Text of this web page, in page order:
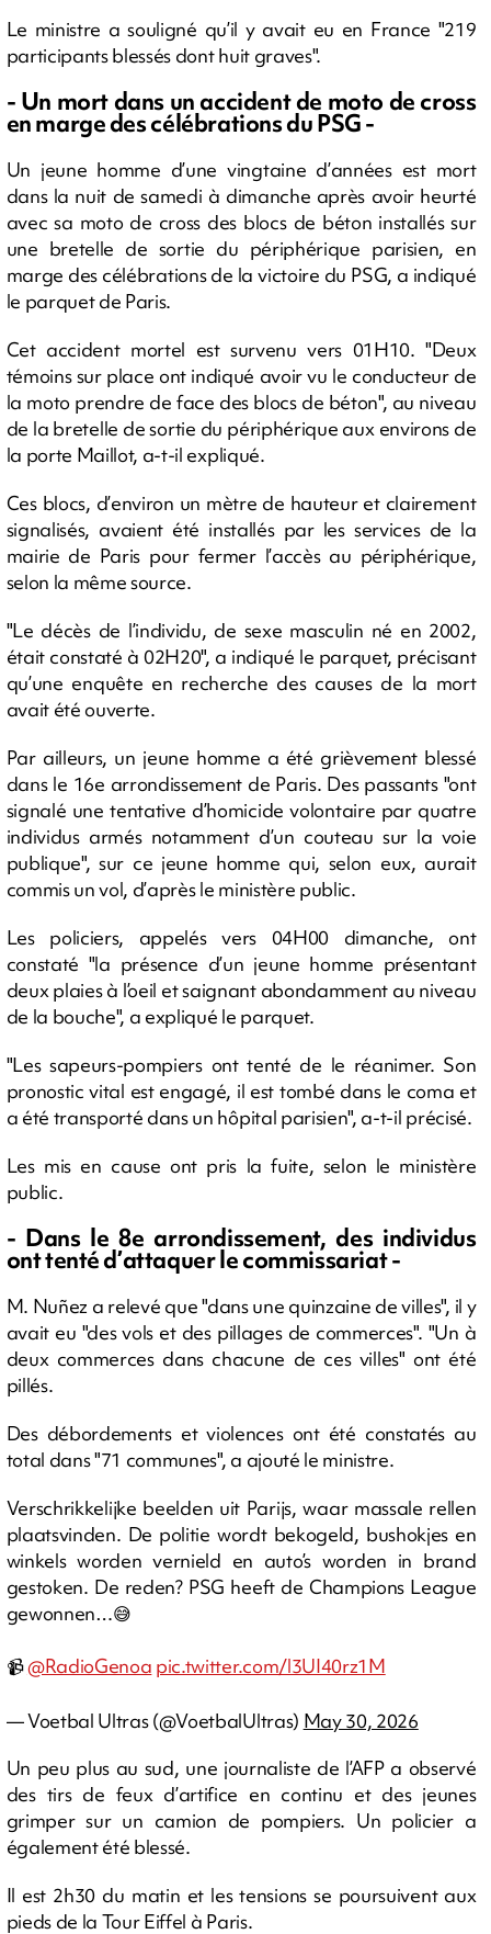
Le ministre a souligné qu’il y avait eu en France "219
participants blessés dont huit graves".
- Un mort dans un accident de moto de cross
en marge des célébrations du PSG -
Un jeune homme d’une vingtaine d’années est mort
dans la nuit de samedi à dimanche après avoir heurté
avec sa moto de cross des blocs de béton installés sur
une bretelle de sortie du périphérique parisien, en
marge des célébrations de la victoire du PSG, a indiqué
le parquet de Paris.
Cet accident mortel est survenu vers 01H10. "Deux
témoins sur place ont indiqué avoir vu le conducteur de
la moto prendre de face des blocs de béton", au niveau
de la bretelle de sortie du périphérique aux environs de
la porte Maillot, a-t-il expliqué.
Ces blocs, d’environ un mètre de hauteur et clairement
signalisés, avaient été installés par les services de la
mairie de Paris pour fermer l’accès au périphérique,
selon la même source.
"Le décès de l’individu, de sexe masculin né en 2002,
était constaté à 02H20", a indiqué le parquet, précisant
qu’une enquête en recherche des causes de la mort
avait été ouverte.
Par ailleurs, un jeune homme a été grièvement blessé
dans le 16e arrondissement de Paris. Des passants "ont
signalé une tentative d’homicide volontaire par quatre
individus armés notamment d’un couteau sur la voie
publique", sur ce jeune homme qui, selon eux, aurait
commis un vol, d’après le ministère public.
Les policiers, appelés vers 04H00 dimanche, ont
constaté "la présence d’un jeune homme présentant
deux plaies à l’oeil et saignant abondamment au niveau
de la bouche", a expliqué le parquet.
"Les sapeurs-pompiers ont tenté de le réanimer. Son
pronostic vital est engagé, il est tombé dans le coma et
a été transporté dans un hôpital parisien", a-t-il précisé.
Les mis en cause ont pris la fuite, selon le ministère
public.
- Dans le 8e arrondissement, des individus
ont tenté d’attaquer le commissariat -
M. Nuñez a relevé que "dans une quinzaine de villes", il y
avait eu "des vols et des pillages de commerces". "Un à
deux commerces dans chacune de ces villes" ont été
pillés.
Des débordements et violences ont été constatés au
total dans "71 communes", a ajouté le ministre.
Verschrikkelijke beelden uit Parijs, waar massale rellen
plaatsvinden. De politie wordt bekogeld, bushokjes en
winkels worden vernield en auto’s worden in brand
gestoken. De reden? PSG heeft de Champions League
gewonnen…😅
📹@RadioGenoa pic.twitter.com/l3UI40rz1M
— Voetbal Ultras (@VoetbalUltras) May 30, 2026
Un peu plus au sud, une journaliste de l’AFP a observé
des tirs de feux d’artifice en continu et des jeunes
grimper sur un camion de pompiers. Un policier a
également été blessé.
Il est 2h30 du matin et les tensions se poursuivent aux
pieds de la Tour Eiffel à Paris.